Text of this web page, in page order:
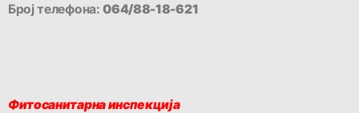
Број телефона:064/88-18-621
Фитосанитарна инспекција